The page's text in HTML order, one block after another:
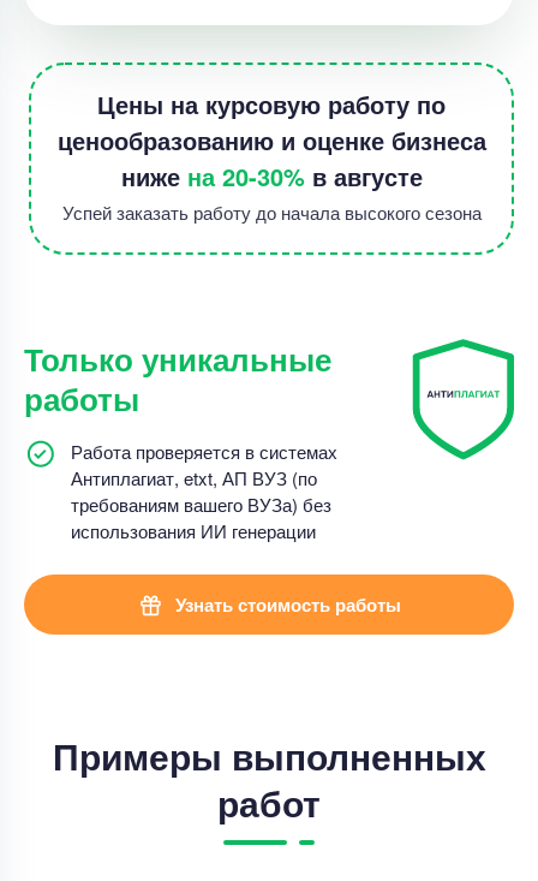
Цены на курсовую работу по
ценообразованию и оценке бизнеса
ниже на 20-30%в августе
Успей заказать работу до начала высокого сезона
Только уникальные
работы
Работа проверяется в системах
Антиплагиат, etxt, АП ВУЗ (по
требованиям вашего ВУЗа) без
использования ИИ генерации
Узнать стоимость работы
Примеры выполненных
работ